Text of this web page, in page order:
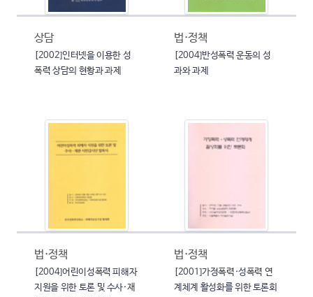
상담
[2002]인터넷을 이용한 성
폭력 상담의 현황과 과제
법·정책
[2004]반성폭력 운동의 성
과와 과제
법·정책
[2004]어린이성폭력 피해자
지원을 위한 토론 및 수사·재
법·정책
[2001]가정폭력·성폭력 연
계체계 활성화를 위한 토론회